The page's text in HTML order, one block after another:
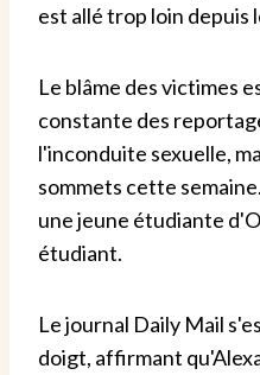
est allé trop loin depuis
Le blâme des victimes
constante des
l'inconduite sexuelle,
sommets cette
une jeune étudiante
étudiant.
Le journal Daily Mail
doigt, affirmant